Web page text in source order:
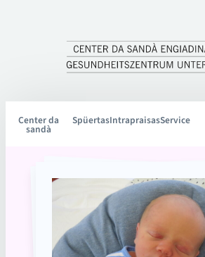
Center da
sandà
SpüertasIntrapraisasService